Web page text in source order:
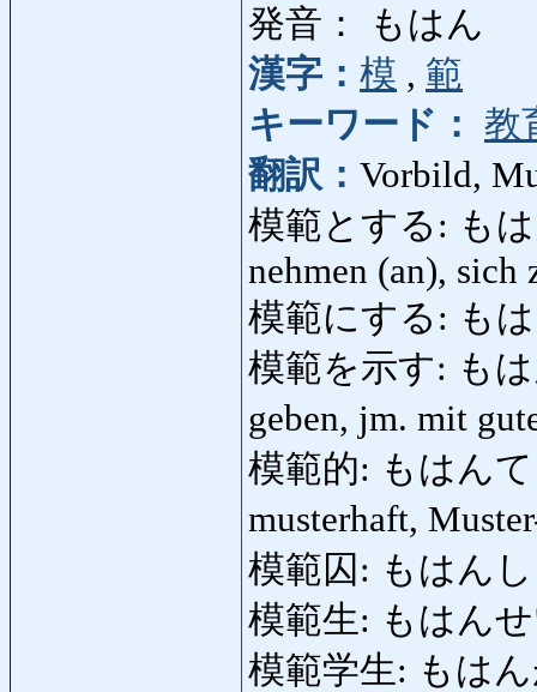
発音： もはん
漢字： 模 , 範
キーワード： 教
翻訳： Vorbild,
模範とする: も
nehmen (an), sich
模範にする: も
模範を示す: も
geben, jm. mit
模範的: もはん
musterhaft,
模範囚: もはん
模範生: もはん
模範学生: もは